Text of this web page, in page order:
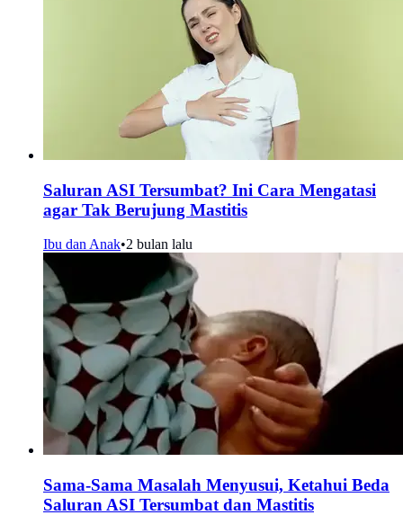
Saluran ASI Tersumbat? Ini Cara Mengatasi
agar Tak Berujung Mastitis
Ibu dan Anak•2 bulan lalu
Sama-Sama Masalah Menyusui, Ketahui Beda
Saluran ASI Tersumbat dan Mastitis